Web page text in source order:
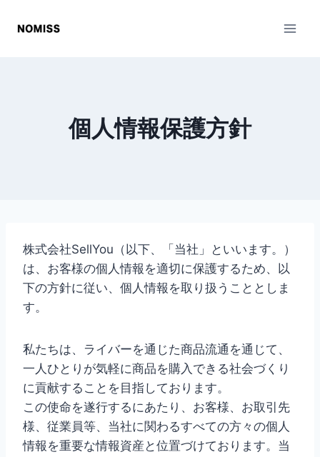
個人情報保護方針
株式会社SellYou（以下、「当社」といいます。）
は、お客様の個人情報を適切に保護するため、以
下の方針に従い、個人情報を取り扱うこととしま
す。
私たちは、ライバーを通じた商品流通を通じて、
一人ひとりが気軽に商品を購入できる社会づくり
に貢献することを目指しております。
この使命を遂行するにあたり、お客様、お取引先
様、従業員等、当社に関わるすべての方々の個人
情報を重要な情報資産と位置づけております。当